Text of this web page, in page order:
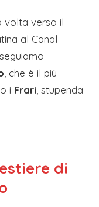
volta verso il
al Canal
, che è il più
i Frari , stupenda
di